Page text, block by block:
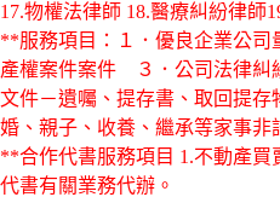
17.物權法律師 18.醫療糾紛律師
**服務項目：１．優良企業公司
產權案件案件 ３．公司法律糾
文件－遺囑、提存書、取回提
婚、親子、收養、繼承等家事
**合作代書服務項目 1.不動產買
代書有關業務代辦。